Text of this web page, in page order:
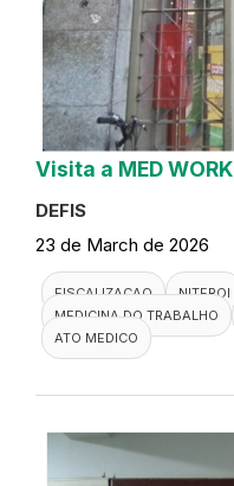
Visita a MED WORK
DEFIS
23 de March de 2026
FISCALIZACAO
NITEROI
MEDICINA DO TRABALHO
ATO MEDICO